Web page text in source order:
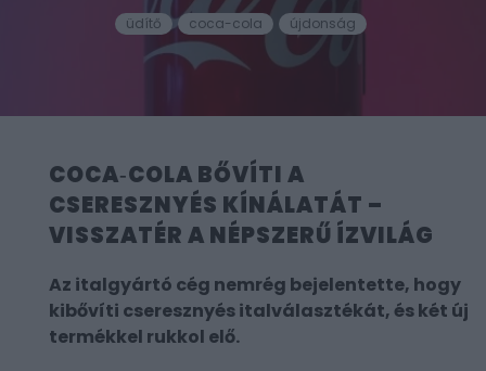
üdítő coca-cola újdonság
COCA‑COLA BŐVÍTI A
CSERESZNYÉS KÍNÁLATÁT –
VISSZATÉR A NÉPSZERŰ ÍZVILÁG
Az italgyártó cég nemrég bejelentette, hogy
kibővíti cseresznyés italválasztékát, és két új
termékkel rukkol elő.